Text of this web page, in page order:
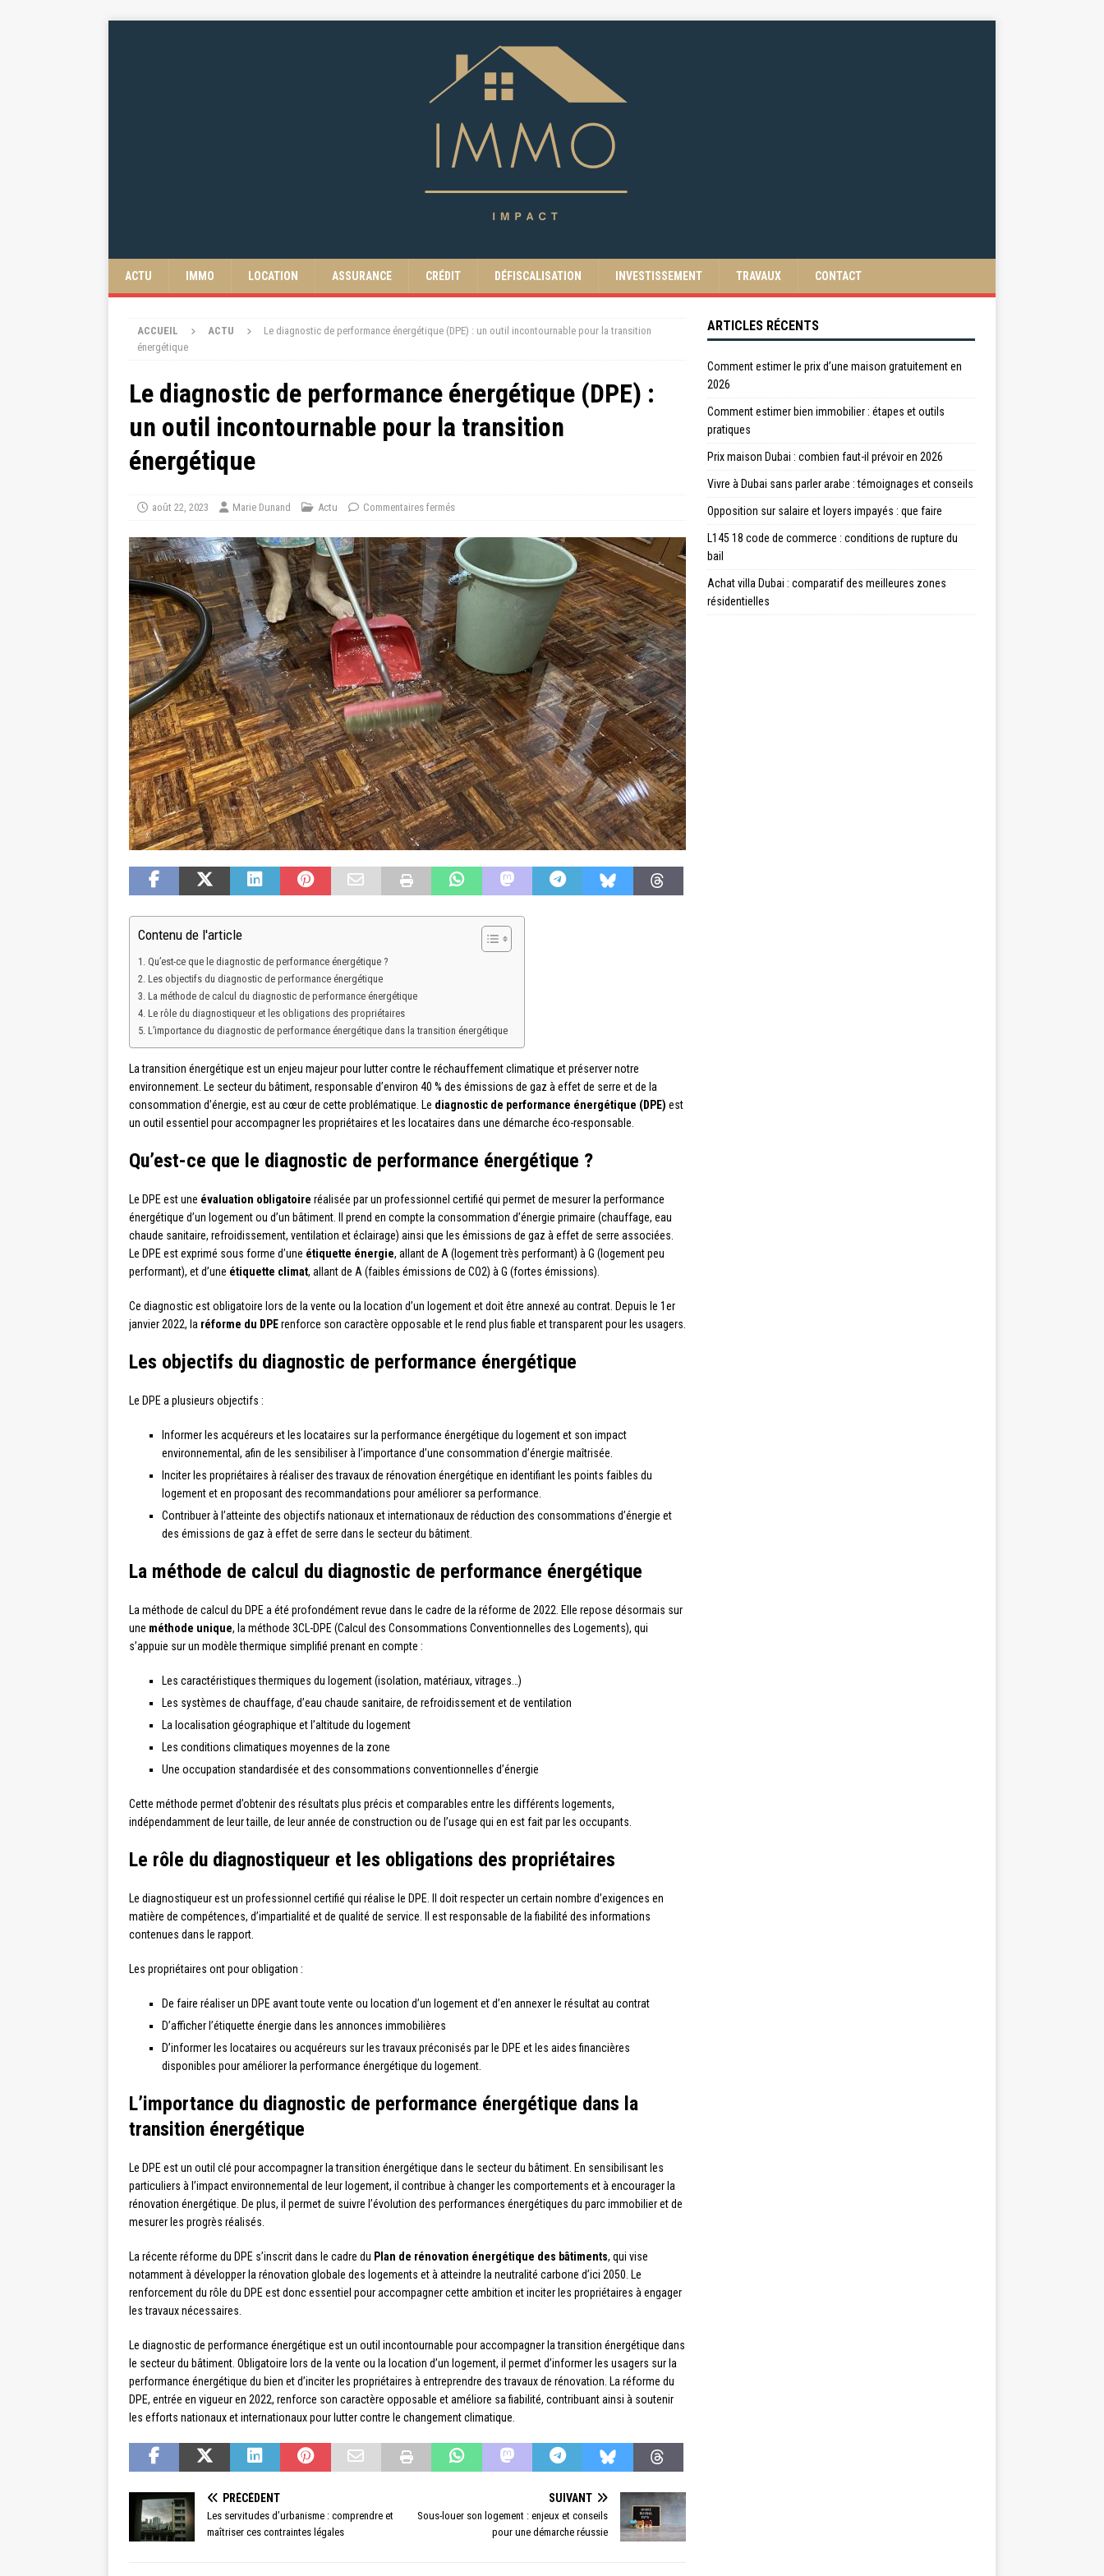
ACTU IMMO LOCATION ASSURANCE CRÉDIT DÉFISCALISATION INVESTISSEMENT TRAVAUX CONTACT
ACCUEIL ACTU
Le diagnostic de performance énergétique (DPE) : un outil incontournable pour la transition
énergétique
Le diagnostic de performance énergétique (DPE) :
un outil incontournable pour la transition
énergétique
août 22, 2023 Marie Dunand Actu Commentaires fermés
Contenu de l'article
Qu’est-ce que le diagnostic de performance énergétique ?
Les objectifs du diagnostic de performance énergétique
La méthode de calcul du diagnostic de performance énergétique
Le rôle du diagnostiqueur et les obligations des propriétaires
L’importance du diagnostic de performance énergétique dans la transition énergétique
La transition énergétique est un enjeu majeur pour lutter contre le réchauffement climatique et préserver notre
environnement. Le secteur du bâtiment, responsable d’environ 40 % des émissions de gaz à effet de serre et de la
consommation d’énergie, est au cœur de cette problématique. Le diagnostic de performance énergétique (DPE) est
un outil essentiel pour accompagner les propriétaires et les locataires dans une démarche éco-responsable.
Qu’est-ce que le diagnostic de performance énergétique ?
Le DPE est une évaluation obligatoire réalisée par un professionnel certifié qui permet de mesurer la performance
énergétique d’un logement ou d’un bâtiment. Il prend en compte la consommation d’énergie primaire (chauffage, eau
chaude sanitaire, refroidissement, ventilation et éclairage) ainsi que les émissions de gaz à effet de serre associées.
Le DPE est exprimé sous forme d’une étiquette énergie, allant de A (logement très performant) à G (logement peu
performant), et d’une étiquette climat, allant de A (faibles émissions de CO2) à G (fortes émissions).
Ce diagnostic est obligatoire lors de la vente ou la location d’un logement et doit être annexé au contrat. Depuis le 1er
janvier 2022, la réforme du DPErenforce son caractère opposable et le rend plus fiable et transparent pour les usagers.
Les objectifs du diagnostic de performance énergétique
Le DPE a plusieurs objectifs :
Informer les acquéreurs et les locataires sur la performance énergétique du logement et son impact
environnemental, afin de les sensibiliser à l’importance d’une consommation d’énergie maîtrisée.
Inciter les propriétaires à réaliser des travaux de rénovation énergétique en identifiant les points faibles du
logement et en proposant des recommandations pour améliorer sa performance.
Contribuer à l’atteinte des objectifs nationaux et internationaux de réduction des consommations d’énergie et
des émissions de gaz à effet de serre dans le secteur du bâtiment.
La méthode de calcul du diagnostic de performance énergétique
La méthode de calcul du DPE a été profondément revue dans le cadre de la réforme de 2022. Elle repose désormais sur
une méthode unique, la méthode 3CL-DPE (Calcul des Consommations Conventionnelles des Logements), qui
s’appuie sur un modèle thermique simplifié prenant en compte :
Les caractéristiques thermiques du logement (isolation, matériaux, vitrages…)
Les systèmes de chauffage, d’eau chaude sanitaire, de refroidissement et de ventilation
La localisation géographique et l’altitude du logement
Les conditions climatiques moyennes de la zone
Une occupation standardisée et des consommations conventionnelles d’énergie
Cette méthode permet d’obtenir des résultats plus précis et comparables entre les différents logements,
indépendamment de leur taille, de leur année de construction ou de l’usage qui en est fait par les occupants.
Le rôle du diagnostiqueur et les obligations des propriétaires
Le diagnostiqueur est un professionnel certifié qui réalise le DPE. Il doit respecter un certain nombre d’exigences en
matière de compétences, d’impartialité et de qualité de service. Il est responsable de la fiabilité des informations
contenues dans le rapport.
Les propriétaires ont pour obligation :
De faire réaliser un DPE avant toute vente ou location d’un logement et d’en annexer le résultat au contrat
D’afficher l’étiquette énergie dans les annonces immobilières
D’informer les locataires ou acquéreurs sur les travaux préconisés par le DPE et les aides financières
disponibles pour améliorer la performance énergétique du logement.
L’importance du diagnostic de performance énergétique dans la
transition énergétique
Le DPE est un outil clé pour accompagner la transition énergétique dans le secteur du bâtiment. En sensibilisant les
particuliers à l’impact environnemental de leur logement, il contribue à changer les comportements et à encourager la
rénovation énergétique. De plus, il permet de suivre l’évolution des performances énergétiques du parc immobilier et de
mesurer les progrès réalisés.
La récente réforme du DPE s’inscrit dans le cadre du Plan de rénovation énergétique des bâtiments, qui vise
notamment à développer la rénovation globale des logements et à atteindre la neutralité carbone d’ici 2050. Le
renforcement du rôle du DPE est donc essentiel pour accompagner cette ambition et inciter les propriétaires à engager
les travaux nécessaires.
Le diagnostic de performance énergétique est un outil incontournable pour accompagner la transition énergétique dans
le secteur du bâtiment. Obligatoire lors de la vente ou la location d’un logement, il permet d’informer les usagers sur la
performance énergétique du bien et d’inciter les propriétaires à entreprendre des travaux de rénovation. La réforme du
DPE, entrée en vigueur en 2022, renforce son caractère opposable et améliore sa fiabilité, contribuant ainsi à soutenir
les efforts nationaux et internationaux pour lutter contre le changement climatique.
PRÉCÉDENT
Les servitudes d’urbanisme : comprendre et
maîtriser ces contraintes légales
SUIVANT
Sous-louer son logement : enjeux et conseils
pour une démarche réussie
ARTICLES RÉCENTS
Comment estimer le prix d’une maison gratuitement en
2026
Comment estimer bien immobilier : étapes et outils
pratiques
Prix maison Dubai : combien faut-il prévoir en 2026
Vivre à Dubai sans parler arabe : témoignages et conseils
Opposition sur salaire et loyers impayés : que faire
L145 18 code de commerce : conditions de rupture du
bail
Achat villa Dubai : comparatif des meilleures zones
résidentielles